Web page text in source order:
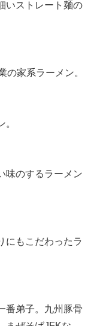
いストレート麺の
の家系ラーメン。
味のするラーメン
にもこだわったラ
番弟子。九州豚骨